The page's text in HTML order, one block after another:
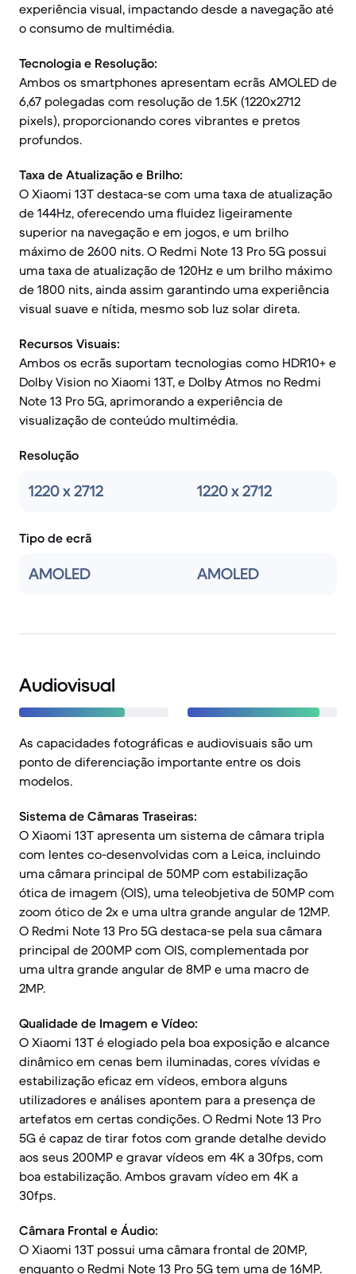
experiência visual, impactando desde a navegação até
o consumo de multimédia.
Tecnologia e Resolução:
Ambos os smartphones apresentam ecrãs AMOLED de
6,67 polegadas com resolução de 1.5K (1220x2712
pixels), proporcionando cores vibrantes e pretos
profundos.
Taxa de Atualização e Brilho:
O Xiaomi 13T destaca-se com uma taxa de atualização
de 144Hz, oferecendo uma fluidez ligeiramente
superior na navegação e em jogos, e um brilho
máximo de 2600 nits. O Redmi Note 13 Pro 5G possui
uma taxa de atualização de 120Hz e um brilho máximo
de 1800 nits, ainda assim garantindo uma experiência
visual suave e nítida, mesmo sob luz solar direta.
Recursos Visuais:
Ambos os ecrãs suportam tecnologias como HDR10+ e
Dolby Vision no Xiaomi 13T, e Dolby Atmos no Redmi
Note 13 Pro 5G, aprimorando a experiência de
visualização de conteúdo multimédia.
Resolução
1220 x 2712 1220 x 2712
Tipo de ecrã
AMOLED AMOLED
Audiovisual
As capacidades fotográficas e audiovisuais são um
ponto de diferenciação importante entre os dois
modelos.
Sistema de Câmaras Traseiras:
O Xiaomi 13T apresenta um sistema de câmara tripla
com lentes co-desenvolvidas com a Leica, incluindo
uma câmara principal de 50MP com estabilização
ótica de imagem (OIS), uma teleobjetiva de 50MP com
zoom ótico de 2x e uma ultra grande angular de 12MP.
O Redmi Note 13 Pro 5G destaca-se pela sua câmara
principal de 200MP com OIS, complementada por
uma ultra grande angular de 8MP e uma macro de
2MP.
Qualidade de Imagem e Vídeo:
O Xiaomi 13T é elogiado pela boa exposição e alcance
dinâmico em cenas bem iluminadas, cores vívidas e
estabilização eficaz em vídeos, embora alguns
utilizadores e análises apontem para a presença de
artefatos em certas condições. O Redmi Note 13 Pro
5G é capaz de tirar fotos com grande detalhe devido
aos seus 200MP e gravar vídeos em 4K a 30fps, com
boa estabilização. Ambos gravam vídeo em 4K a
30fps.
Câmara Frontal e Áudio:
O Xiaomi 13T possui uma câmara frontal de 20MP,
enquanto o Redmi Note 13 Pro 5G tem uma de 16MP.